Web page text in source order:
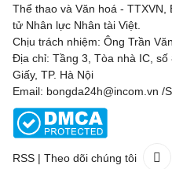
Thể thao và Văn hoá -
tử Nhân lực Nhân tài Việt.
Chịu trách nhiệm: Ông Trần
Địa chỉ: Tầng 3, Tòa nhà IC,
Giấy, TP. Hà Nội
Email: bongda24h@incom.vn /
RSS | Theo dõi chúng tôi